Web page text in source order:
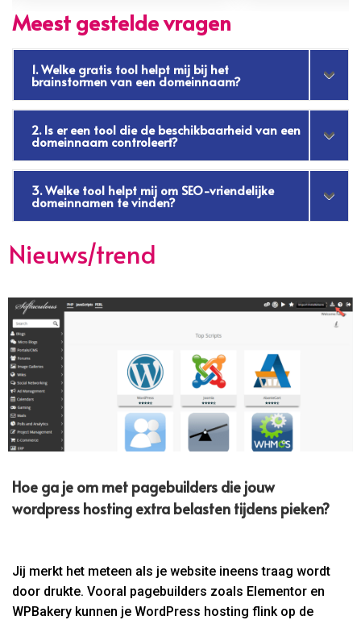
Meest gestelde vragen
1. Welke gratis tool helpt mij bij het
brainstormen van een domeinnaam?
2. Is er een tool die de beschikbaarheid van een
domeinnaam controleert?
3. Welke tool helpt mij om SEO-vriendelijke
domeinnamen te vinden?
Nieuws/trend
Hoe ga je om met pagebuilders die jouw
wordpress hosting extra belasten tijdens pieken?
Jij merkt het meteen als je website ineens traag wordt
door drukte. Vooral pagebuilders zoals Elementor en
WPBakery kunnen je WordPress hosting flink op de